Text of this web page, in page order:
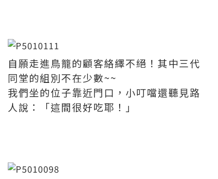
自願走進鳥籠的顧客絡繹不絕！其中三代
同堂的組別不在少數~~
我們坐的位子靠近門口，小叮噹還聽見路
人說：「這間很好吃耶！」